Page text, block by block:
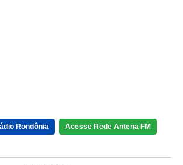
Rondônia Acesse Rede Antena FM